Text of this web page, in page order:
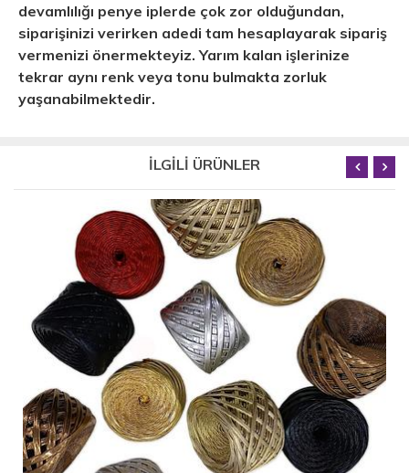
devamlılığı penye iplerde çok zor olduğundan,
siparişinizi verirken adedi tam hesaplayarak sipariş
vermenizi önermekteyiz. Yarım kalan işlerinize
tekrar aynı renk veya tonu bulmakta zorluk
yaşanabilmektedir.
İLGİLİ ÜRÜNLER